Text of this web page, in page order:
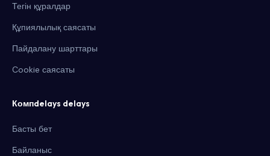
Тегін құралдар
Құпиялылық саясаты
Пайдалану шарттары
Cookie саясаты
Компdelays delays
Басты бет
Байланыс